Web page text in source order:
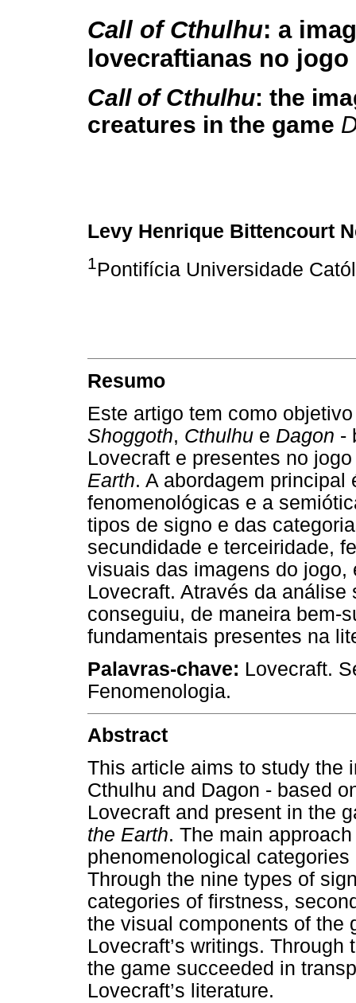
Call of Cthulhu: a
lovecraftianas no jogo
Call of Cthulhu: the
creatures in the game
Levy Henrique Bittencourt
1 Pontifícia Universidade
Resumo
Este artigo tem como
Shoggoth, Cthulhu e Dagon -
Lovecraft e presentes no
Earth. A abordagem
fenomenológicas e a
tipos de signo e das
secundidade e terceiridade,
visuais das imagens do
Lovecraft. Através da
conseguiu, de maneira bem-
fundamentais presentes na
Palavras-chave: Lovecraft.
Fenomenologia.
Abstract
This article aims to study the
Cthulhu and Dagon - based
Lovecraft and present in the
the Earth. The main
phenomenological
Through the nine types of
categories of firstness,
the visual components of the
Lovecraft’s writings.
the game succeeded in
Lovecraft’s literature.